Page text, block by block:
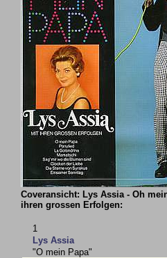
Coveransicht: Lys Assia - Oh
ihren grossen Erfolgen:
1
Lys Assia
"O mein Papa"